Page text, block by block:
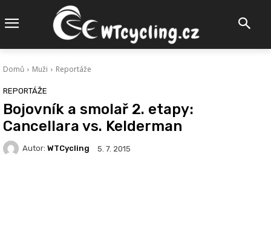
Domů Muži Reportáže
REPORTÁŽE
Bojovník a smolař 2. etapy:
Cancellara vs. Kelderman
Autor: WTCycling 5. 7. 2015